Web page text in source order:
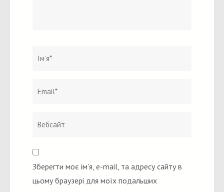
Зберегти моє ім'я, e-mail, та адресу сайту в
цьому браузері для моїх подальших